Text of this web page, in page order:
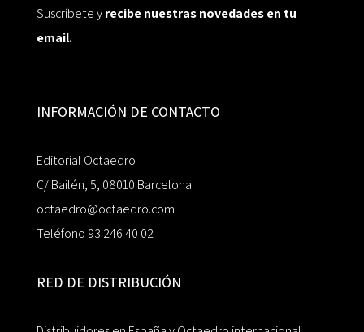
Suscríbete yrecibe nuestras novedades en tu
email.
INFORMACIÓN DE CONTACTO
Editorial Octaedro
C/ Bailén, 5, 08010 Barcelona
octaedro@octaedro.com
Teléfono 93 246 40 02
RED DE DISTRIBUCIÓN